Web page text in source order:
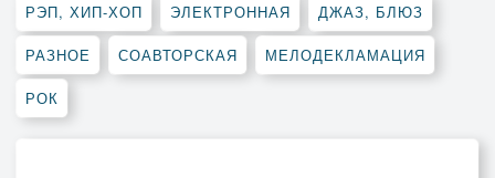
РЭП, ХИП-ХОП ЭЛЕКТРОННАЯ ДЖАЗ, БЛЮЗ
РАЗНОЕ СОАВТОРСКАЯ МЕЛОДЕКЛАМАЦИЯ
РОК